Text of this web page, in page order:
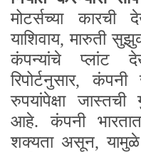
मोटर्सच्या कारची
याशिवाय, मारुती
कंपन्यांचे प्लांट
रिपोर्टनुसार,
रुपयांपेक्षा
आहे. कंपनी
शक्यता असून, यामुळे